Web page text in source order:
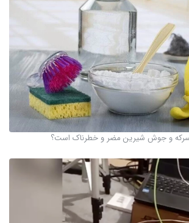
سرکه و جوش شیرین مضر و خطرناک است؟